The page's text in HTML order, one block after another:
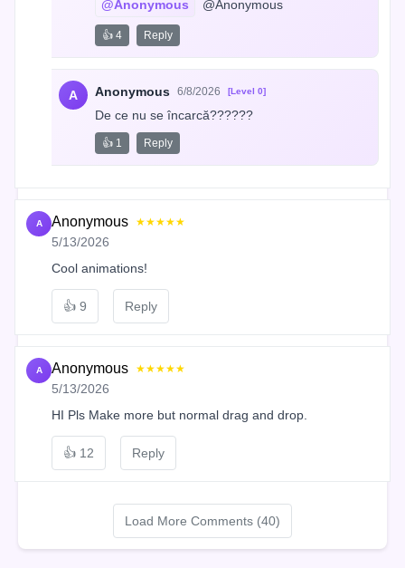
@Anonymous @Anonymous
👍 4 Reply
A Anonymous 6/8/2026 [Level 0]
De ce nu se încarcă??????
👍 1 Reply
A Anonymous ★★★★★
5/13/2026
Cool animations!
👍 9 Reply
A Anonymous ★★★★★
5/13/2026
HI Pls Make more but normal drag and drop.
👍 12 Reply
Load More Comments (40)